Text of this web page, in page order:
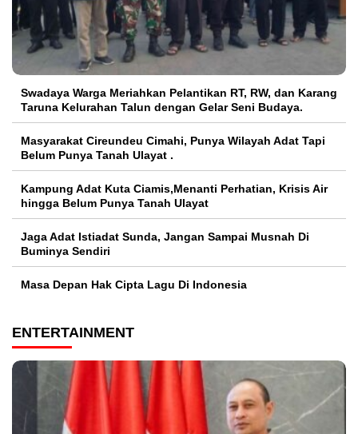
Swadaya Warga Meriahkan Pelantikan RT, RW, dan Karang
Taruna Kelurahan Talun dengan Gelar Seni Budaya.
Masyarakat Cireundeu Cimahi, Punya Wilayah Adat Tapi
Belum Punya Tanah Ulayat .
Kampung Adat Kuta Ciamis,Menanti Perhatian, Krisis Air
hingga Belum Punya Tanah Ulayat
Jaga Adat Istiadat Sunda, Jangan Sampai Musnah Di
Buminya Sendiri
Masa Depan Hak Cipta Lagu Di Indonesia
ENTERTAINMENT